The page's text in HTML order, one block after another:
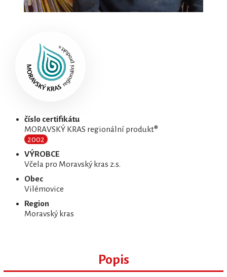
číslo certifikátu
MORAVSKÝ KRAS regionální produkt®
2002
VÝROBCE
Včela pro Moravský kras z.s.
Obec
Vilémovice
Region
Moravský kras
Popis